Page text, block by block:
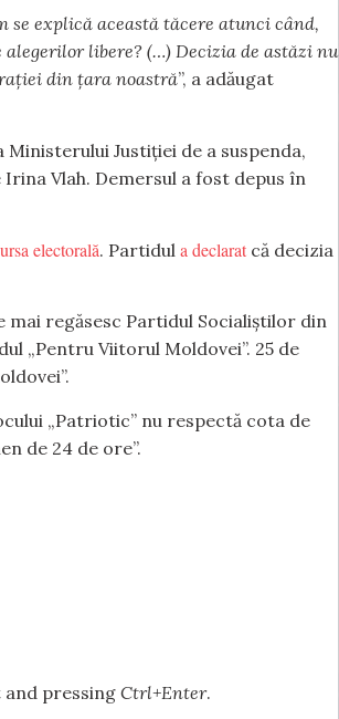
se explică această tăcere atunci când,
libere? (…) Decizia de astăzi nu
din țara noastră”, a adăugat
Justiției de a suspenda,
Vlah. Demersul a fost depus în
electorală. Partidul a declarat că decizia
mai regăsesc Partidul Socialiștilor din
„Pentru Viitorul Moldovei”. 25 de
„Patriotic” nu respectă cota de
de 24 de ore”.
and pressing Ctrl+Enter.